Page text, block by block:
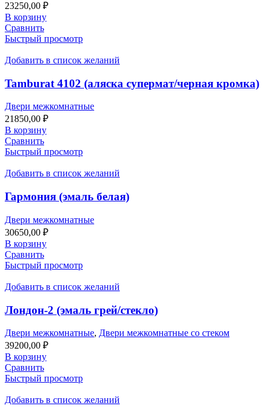
23250,00 ₽
В корзину
Сравнить
Быстрый просмотр
Добавить в список желаний
Tamburat 4102 (аляска супермат/черная кромка)
Двери межкомнатные
21850,00 ₽
В корзину
Сравнить
Быстрый просмотр
Добавить в список желаний
Гармония (эмаль белая)
Двери межкомнатные
30650,00 ₽
В корзину
Сравнить
Быстрый просмотр
Добавить в список желаний
Лондон-2 (эмаль грей/стекло)
Двери межкомнатные, Двери межкомнатные со стеком
39200,00 ₽
В корзину
Сравнить
Быстрый просмотр
Добавить в список желаний